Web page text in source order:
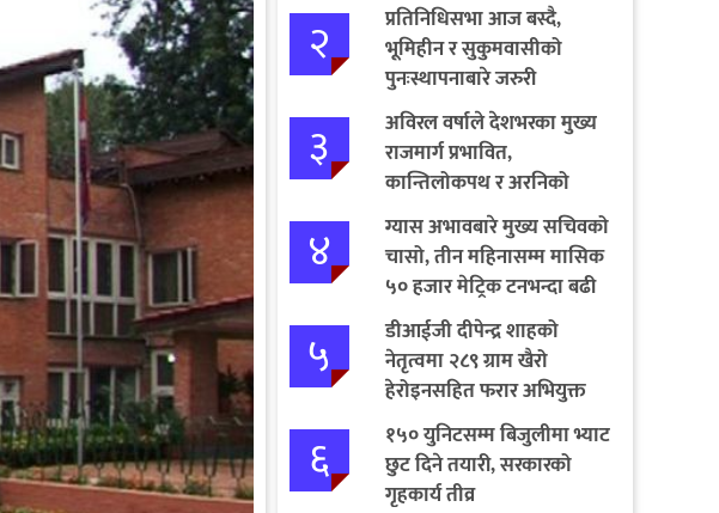
२
प्रतिनिधिसभा आज बस्दै,
भूमिहीन र सुकुमवासीको
पुनःस्थापनाबारे जरुरी
प्रस्तावमाथि छलफल हुने
३
अविरल वर्षाले देशभरका मुख्य
राजमार्ग प्रभावित,
कान्तिलोकपथ र अरनिको
राजमार्ग पूर्ण अवरुद्ध
४
ग्यास अभावबारे मुख्य सचिवको
चासो, तीन महिनासम्म मासिक
५० हजार मेट्रिक टनभन्दा बढी
आयात गर्ने निर्णय
५
डीआईजी दीपेन्द्र शाहको
नेतृत्वमा २८९ ग्राम खैरो
हेरोइनसहित फरार अभियुक्त
पक्राउ
६
१५० युनिटसम्म बिजुलीमा भ्याट
छुट दिने तयारी, सरकारको
गृहकार्य तीव्र